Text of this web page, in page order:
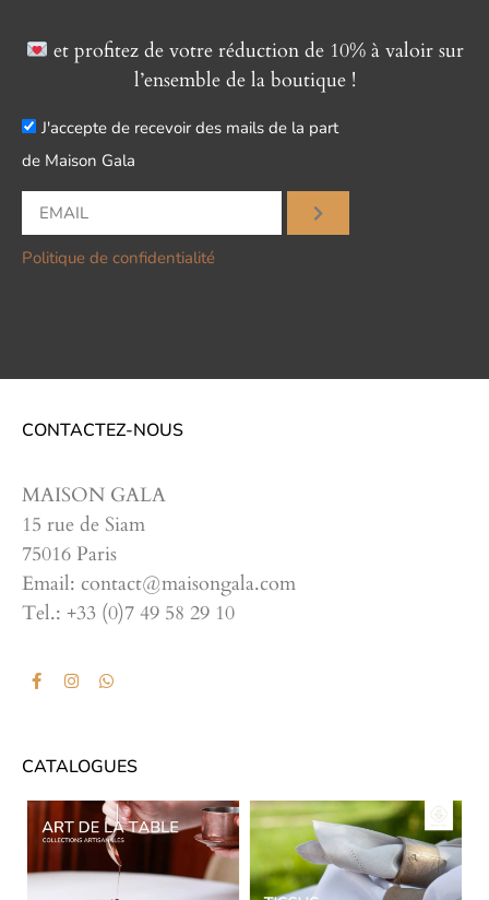
et profitez de votre réduction de 10% à valoir sur
l’ensemble de la boutique !
J'accepte de recevoir des mails de la part
de Maison Gala
Politique de confidentialité
CONTACTEZ-NOUS
MAISON GALA
15 rue de Siam
75016 Paris
Email: contact@maisongala.com
Tel.: +33 (0)7 49 58 29 10
CATALOGUES